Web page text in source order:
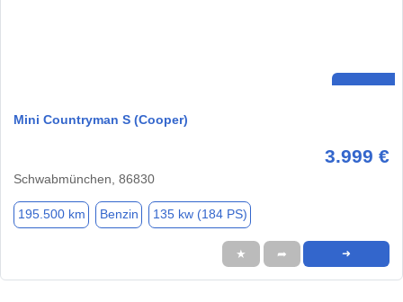
Mini Countryman S (Cooper)
3.999 €
Schwabmünchen, 86830
195.500 km Benzin 135 kw (184 PS)
★ ➦ ➜